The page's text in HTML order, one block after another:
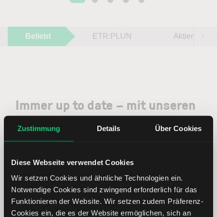
Zustimmung Details Über Cookies
Diese Webseite verwendet Cookies
Wir setzen Cookies und ähnliche Technologien ein.
Notwendige Cookies sind zwingend erforderlich für das
Funktionieren der Website. Wir setzen zudem Präferenz-
Cookies ein, die es der Website ermöglichen, sich an
Beliebt ETR:PLUN Aktien im
Immer up to date – mit unseren
Newslettern
Abonnieren